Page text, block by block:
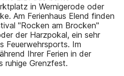
in Wernigerode oder
Am Ferienhaus Elend finden
"Rocken am Brocken"
der Harzpokal, ein sehr
Feuerwehrsports. Im
Ihrer Ferien in der
ruhige Grenzfest.